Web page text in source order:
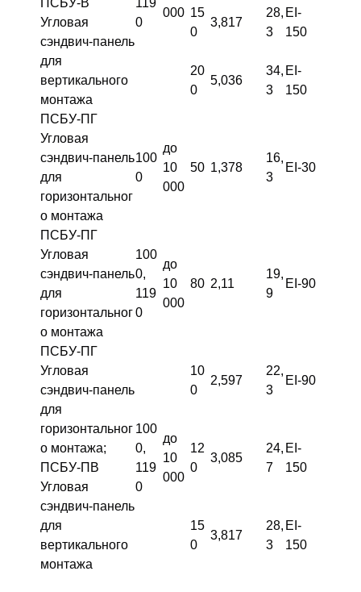
Угловая
сэндвич-панель
для
вертикального
монтажа
0
000 15
0
3,817
28,
3
EI-
150
20
0
5,036
34,
3
EI-
150
ПСБУ-ПГ
Угловая
сэндвич-панель
для
горизонтальног
о монтажа
100
0
до
10
000
50 1,378
16,
3
EI-30
ПСБУ-ПГ
Угловая
сэндвич-панель
для
горизонтальног
о монтажа
100
0,
119
0
до
10
000
80 2,11
19,
9
EI-90
ПСБУ-ПГ
Угловая
сэндвич-панель
для
горизонтальног
о монтажа;
ПСБУ-ПВ
Угловая
сэндвич-панель
для
вертикального
монтажа
100
0,
119
0
до
10
000
10
0
2,597
22,
3
EI-90
12
0
3,085
24,
7
EI-
150
15
0
3,817
28,
3
EI-
150